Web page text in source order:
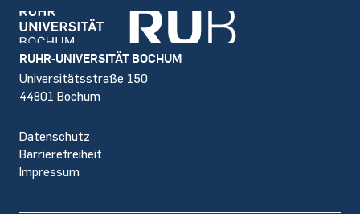
Footer
RUHR-UNIVERSITÄT BOCHUM
Universitätsstraße 150
44801 Bochum
Datenschutz
Barrierefreiheit
Impressum